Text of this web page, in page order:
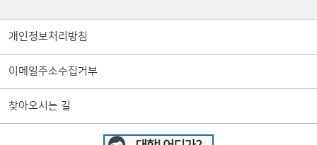
개인정보처리방침
이메일주소수집거부
찾아오시는 길